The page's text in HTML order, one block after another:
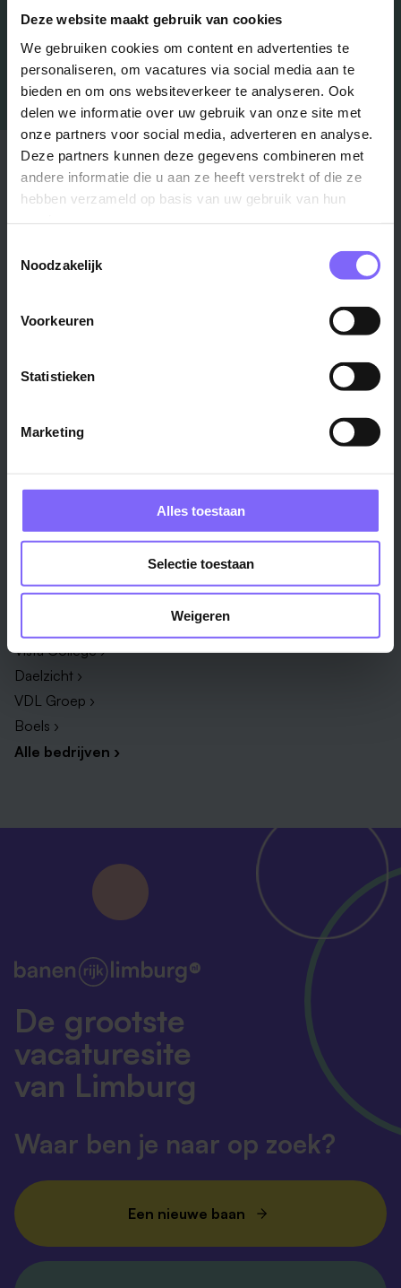
Deze website maakt gebruik van cookies
We gebruiken cookies om content en advertenties te
personaliseren, om vacatures via social media aan te
bieden en om ons websiteverkeer te analyseren. Ook
delen we informatie over uw gebruik van onze site met
onze partners voor social media, adverteren en analyse.
Deze partners kunnen deze gegevens combineren met
andere informatie die u aan ze heeft verstrekt of die ze
hebben verzameld op basis van uw gebruik van hun
Noodzakelijk
Voorkeuren
Statistieken
Marketing
Alles toestaan
Selectie toestaan
Weigeren
Stad
Maastricht ›
Venlo ›
Roermond ›
Alle steden ›
Regio
Zuid-Limburg ›
Midden-Limburg ›
Vakgebied
Techniek & Productie ›
Administratie ›
Alle vakgebieden ›
HR adviseur ›
Onderwijsassistent ›
Alle functies ›
Bedrijf
Vista College ›
Daelzicht ›
VDL Groep ›
Boels ›
Alle bedrijven ›
De grootste
vacaturesite
van Limburg
Waar ben je naar op zoek?
Een nieuwe baan